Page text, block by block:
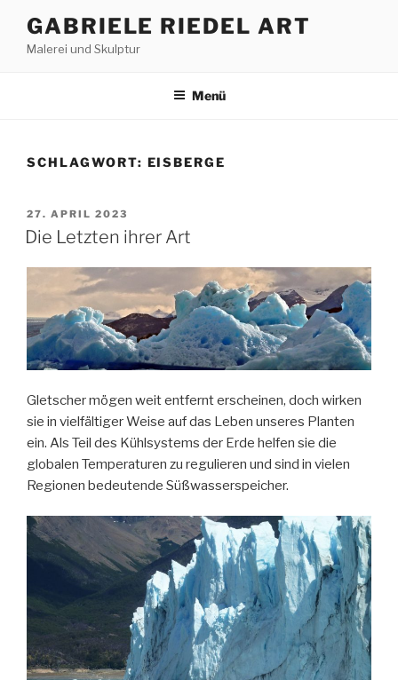
Inhalt
springen
GABRIELE RIEDEL ART
Malerei und Skulptur
Menü
SCHLAGWORT: EISBERGE
VERÖFFENTLICHT
AM
27. APRIL 2023
Die Letzten ihrer Art
Gletscher mögen weit entfernt erscheinen, doch wirken
sie in vielfältiger Weise auf das Leben unseres Planten
ein. Als Teil des Kühlsystems der Erde helfen sie die
globalen Temperaturen zu regulieren und sind in vielen
Regionen bedeutende Süßwasserspeicher.